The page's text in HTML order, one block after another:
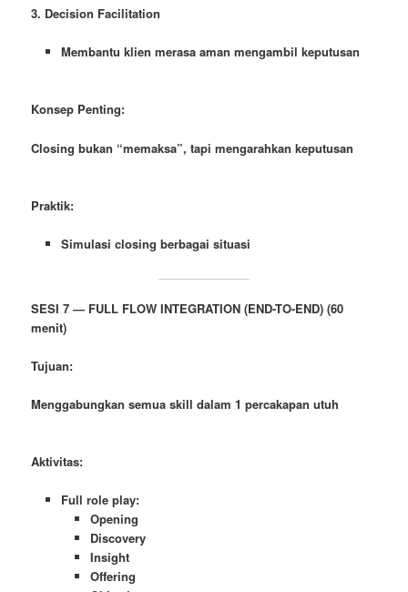
3. Decision Facilitation
Membantu klien merasa aman mengambil keputusan
Konsep Penting:
Closing bukan “memaksa”, tapi mengarahkan keputusan
Praktik:
Simulasi closing berbagai situasi
SESI 7 — FULL FLOW INTEGRATION (END-TO-END) (60
menit)
Tujuan:
Menggabungkan semua skill dalam 1 percakapan utuh
Aktivitas:
Full role play:
Opening
Discovery
Insight
Offering